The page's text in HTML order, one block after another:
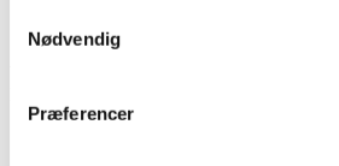
Nødvendig
Præferencer
Skriv en kommentar